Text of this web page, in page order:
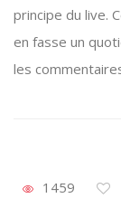
principe du live.
en fasse un
les
1459